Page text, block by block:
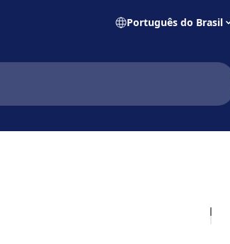
Português do Brasil